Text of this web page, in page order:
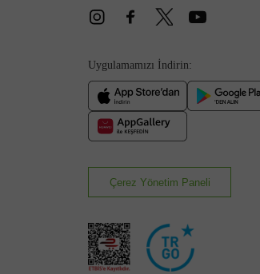
Uygulamamızı İndirin:
Çerez Yönetim Paneli